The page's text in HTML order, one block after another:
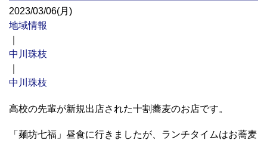
2023/03/06(月)
地域情報
中川珠枝
中川珠枝
高校の先輩が新規出店された十割蕎麦のお店です。
「麺坊七福」昼食に行きましたが、ランチタイムはお蕎麦